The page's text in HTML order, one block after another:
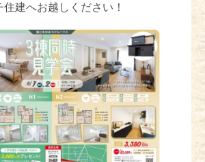
建へお越しください！